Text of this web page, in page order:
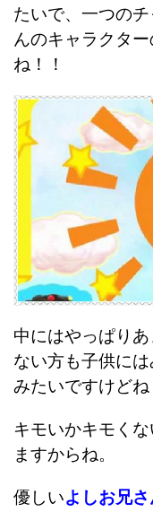
たいで、一つの
んのキャラクタ
ね！！
中にはやっぱり
ない方も子供に
みたいですけどね
キモいかキモく
ますからね。
優しいよしお兄さ